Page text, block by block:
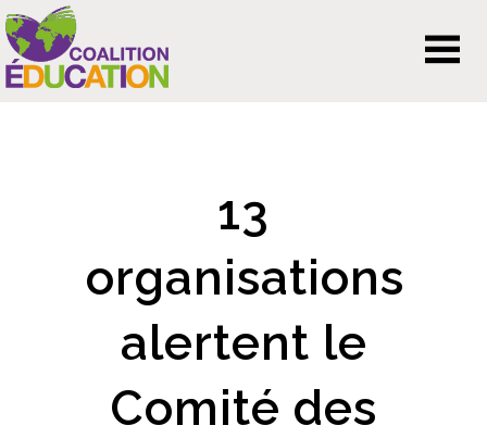
13
organisations
alertent le
Comité des